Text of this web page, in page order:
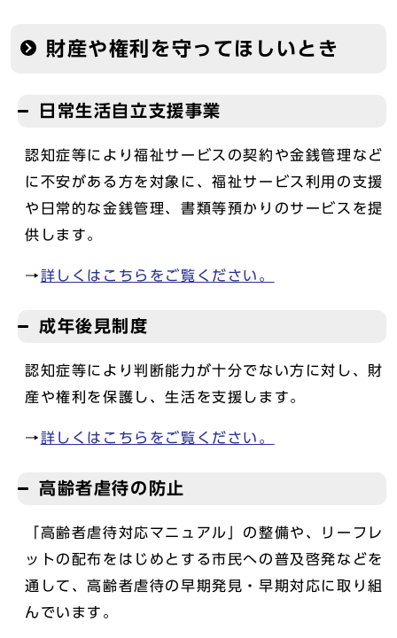
財産や権利を守ってほしいとき
日常生活自立支援事業
認知症等により福祉サービスの契約や金銭管理など
に不安がある方を対象に、福祉サービス利用の支援
や日常的な金銭管理、書類等預かりのサービスを提
供します。
→詳しくはこちらをご覧ください。
成年後見制度
認知症等により判断能力が十分でない方に対し、財
産や権利を保護し、生活を支援します。
→詳しくはこちらをご覧ください。
高齢者虐待の防止
「高齢者虐待対応マニュアル」の整備や、リーフレ
ットの配布をはじめとする市民への普及啓発などを
通して、高齢者虐待の早期発見・早期対応に取り組
んでいます。